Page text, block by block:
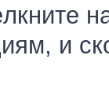
и